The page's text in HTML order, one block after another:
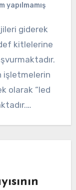
yapılmamış
kitlelerine
işletmelerin
olarak “led